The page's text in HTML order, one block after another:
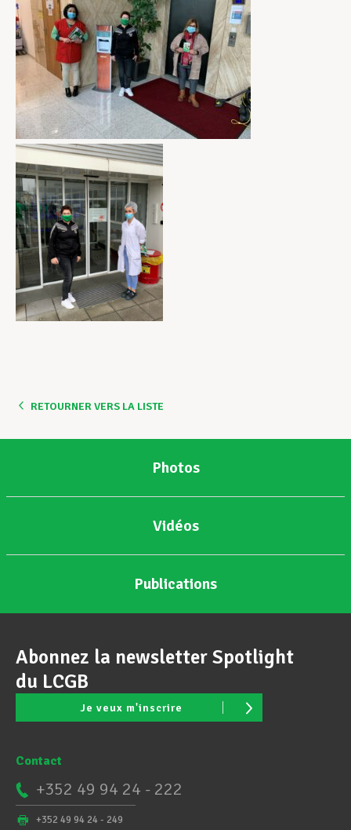
RETOURNER VERS LA LISTE
Photos
Vidéos
Publications
Abonnez la newsletter Spotlight
du LCGB
Je veux m'inscrire
Contact
+352 49 94 24 - 222
+352 49 94 24 - 249